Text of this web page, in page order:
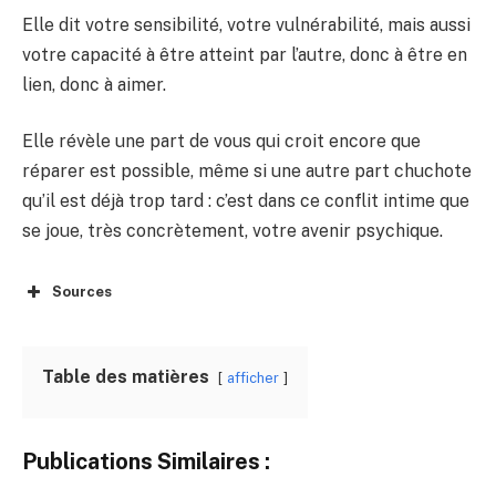
Elle dit votre sensibilité, votre vulnérabilité, mais aussi
votre capacité à être atteint par l’autre, donc à être en
lien, donc à aimer.
Elle révèle une part de vous qui croit encore que
réparer est possible, même si une autre part chuchote
qu’il est déjà trop tard : c’est dans ce conflit intime que
se joue, très concrètement, votre avenir psychique.
Sources
Table des matières afficher
Publications Similaires :